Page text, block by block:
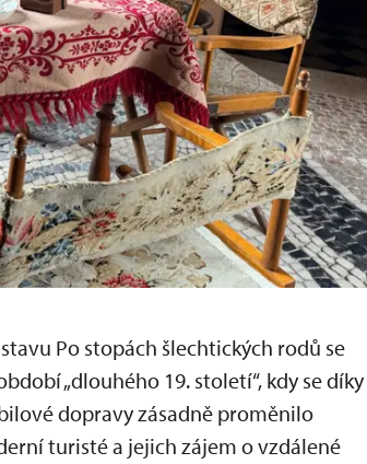
Po stopách šlechtických rodů se
„dlouhého 19. století“, kdy se díky
dopravy zásadně proměnilo
turisté a jejich zájem o vzdálené